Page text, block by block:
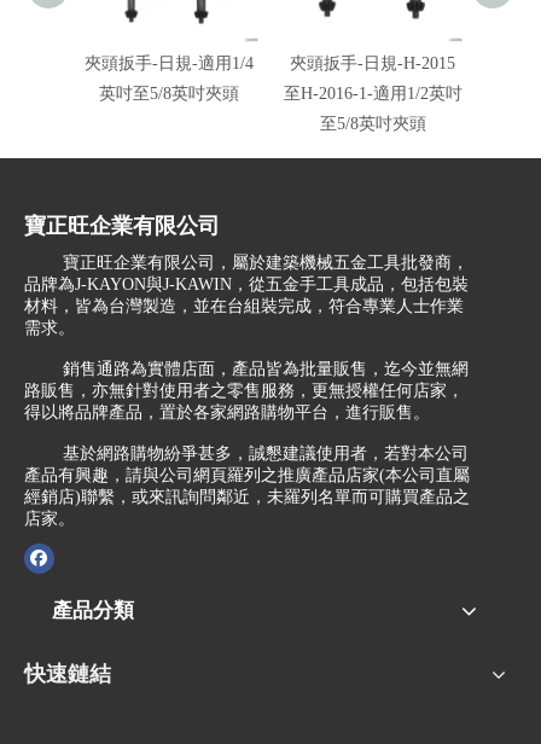
夾頭扳手-日規-適用1/4
英吋至5/8英吋夾頭
夾頭扳手-日規-H-2015
至H-2016-1-適用1/2英吋
至5/8英吋夾頭
寶正旺企業有限公司
寶正旺企業有限公司，屬於建築機械五金工具批發商，
品牌為J-KAYON與J-KAWIN，從五金手工具成品，包括包裝
材料，皆為台灣製造，並在台組裝完成，符合專業人士作業
需求。
銷售通路為實體店面，產品皆為批量販售，迄今並無網
路販售，亦無針對使用者之零售服務，更無授權任何店家，
得以將品牌產品，置於各家網路購物平台，進行販售。
基於網路購物紛爭甚多，誠懇建議使用者，若對本公司
產品有興趣，請與公司網頁羅列之推廣產品店家(本公司直屬
經銷店)聯繫，或來訊詢問鄰近，未羅列名單而可購買產品之
店家。
產品分類
快速鏈結